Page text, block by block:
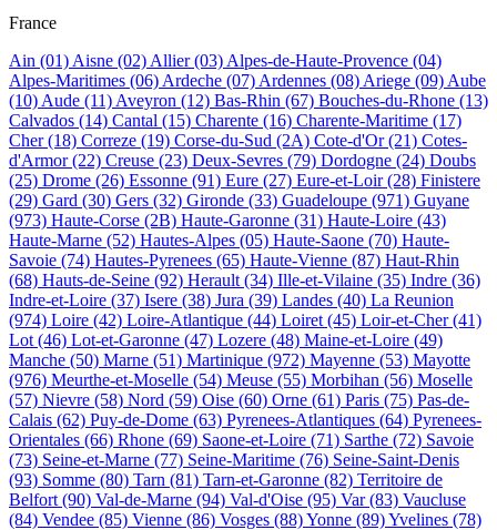
France
Ain (01) Aisne (02) Allier(03) Alpes-de-Haute-Provence (04)
Alpes-Maritimes (06) Ardeche (07) Ardennes (08) Ariege (09) Aube
(10) Aude (11) Aveyron (12) Bas-Rhin (67) Bouches-du-Rhone (13)
Calvados (14) Cantal (15) Charente (16) Charente-Maritime (17)
Cher(18) Correze (19) Corse-du-Sud (2A) Cote-d'Or(21) Cotes-
d'Armor(22) Creuse (23) Deux-Sevres (79) Dordogne (24) Doubs
(25) Drome (26) Essonne (91) Eure (27) Eure-et-Loir(28) Finistere
(29) Gard (30) Gers (32) Gironde (33) Guadeloupe (971) Guyane
(973) Haute-Corse (2B) Haute-Garonne (31) Haute-Loire (43)
Haute-Marne (52) Hautes-Alpes (05) Haute-Saone (70) Haute-
Savoie (74) Hautes-Pyrenees (65) Haute-Vienne (87) Haut-Rhin
(68) Hauts-de-Seine (92) Herault (34) Ille-et-Vilaine (35) Indre (36)
Indre-et-Loire (37) Isere (38) Jura (39) Landes (40) La Reunion
(974) Loire (42) Loire-Atlantique (44) Loiret (45) Loir-et-Cher(41)
Lot (46) Lot-et-Garonne (47) Lozere (48) Maine-et-Loire (49)
Manche (50) Marne (51) Martinique (972) Mayenne (53) Mayotte
(976) Meurthe-et-Moselle (54) Meuse (55) Morbihan (56) Moselle
(57) Nievre (58) Nord (59) Oise (60) Orne (61) Paris (75) Pas-de-
Calais (62) Puy-de-Dome (63) Pyrenees-Atlantiques (64) Pyrenees-
Orientales (66) Rhone (69) Saone-et-Loire (71) Sarthe (72) Savoie
(73) Seine-et-Marne (77) Seine-Maritime (76) Seine-Saint-Denis
(93) Somme (80) Tarn (81) Tarn-et-Garonne (82) Territoire de
Belfort (90) Val-de-Marne (94) Val-d'Oise (95) Var(83) Vaucluse
(84) Vendee (85) Vienne (86) Vosges (88)Yonne (89)Yvelines (78)